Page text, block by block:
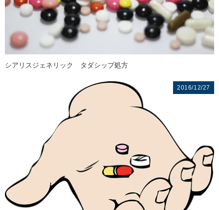
シアリスジェネリック タダシップ処方
2016/12/27